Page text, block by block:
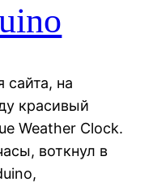
сайта, на
красивый
Weather Clock.
воткнул в